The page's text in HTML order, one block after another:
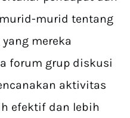
murid tentang
mereka
forum grup diskusi
aktivitas
efektif dan lebih